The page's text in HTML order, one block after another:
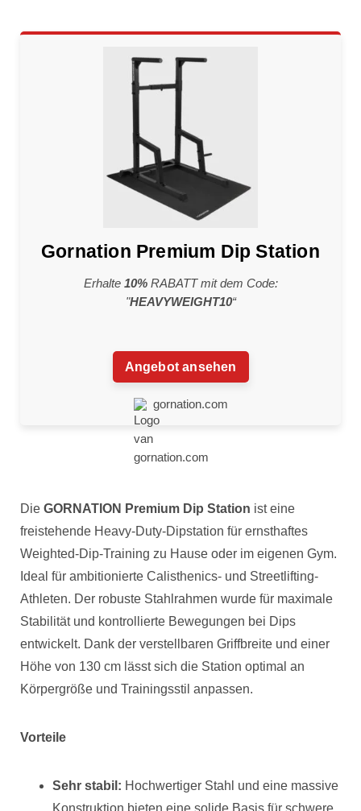
Gornation Premium Dip Station
Erhalte 10%RABATT mit dem Code:
"HEAVYWEIGHT10“
Angebot ansehen
gornation.com
Die GORNATION Premium Dip Station ist eine
freistehende Heavy-Duty-Dipstation für ernsthaftes
Weighted-Dip-Training zu Hause oder im eigenen Gym.
Ideal für ambitionierte Calisthenics- und Streetlifting-
Athleten. Der robuste Stahlrahmen wurde für maximale
Stabilität und kontrollierte Bewegungen bei Dips
entwickelt. Dank der verstellbaren Griffbreite und einer
Höhe von 130 cm lässt sich die Station optimal an
Körpergröße und Trainingsstil anpassen.
Vorteile
Sehr stabil: Hochwertiger Stahl und eine massive